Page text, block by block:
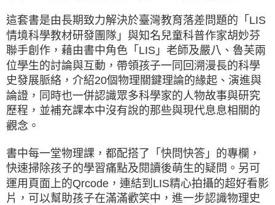
這套書是由長期致力解決於臺灣教育落差問題的「LIS
情境科學教材研發團隊」與知名兒童科普作家胡妙芬
聯手創作，藉由書中角色「LIS」老師及嚴八、魯芙兩
位學生的討論與互動，帶領孩子一同回溯漫長的科學
史發展脈絡，介紹20個物理關鍵理論的緣起、演進與
論證，同時也一併認識眾多科學家的人物故事與研究
歷程，並補充課本中沒有說的那些與現代息息相關的
觀念。
書中每一堂物理課，都配搭了「快問快答」的專欄，
快速掃除孩子的學習痛點及閱讀後萌生的疑問。另可
運用頁面上的Qrcode，連結到LIS精心拍攝的超好看影
片，可以幫助孩子在滿滿歡笑中，進一步認識物理史